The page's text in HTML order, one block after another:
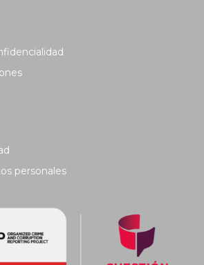
personales